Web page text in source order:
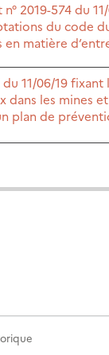
2019-574 du
du code
en matière
11/06/19
dans les mines
plan de